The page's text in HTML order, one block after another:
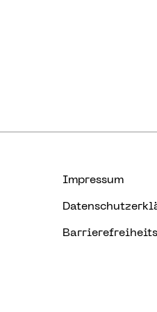
Impressum